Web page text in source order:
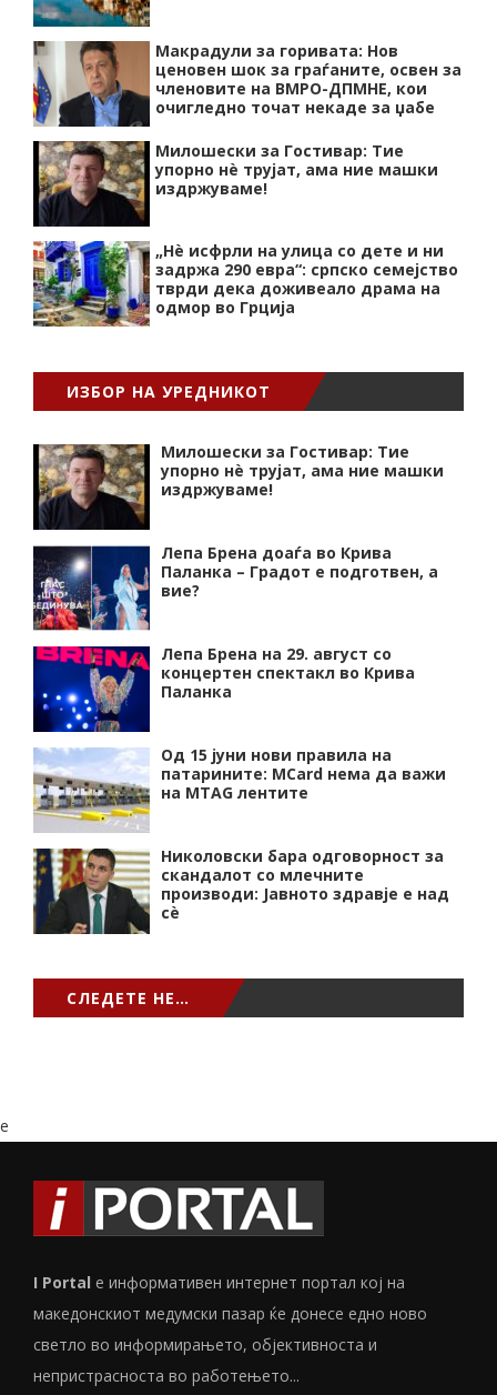
Макрадули за горивата: Нов
ценовен шок за граѓаните, освен за
членовите на ВМРО-ДПМНЕ, кои
очигледно точат некаде за џабе
Милошески за Гостивар: Тие
упорно нѐ трујат, ама ние машки
издржуваме!
„Нѐ исфрли на улица со дете и ни
задржа 290 евра“: српско семејство
тврди дека доживеало драма на
одмор во Грција
ИЗБОР НА УРЕДНИКОТ
Милошески за Гостивар: Тие
упорно нѐ трујат, ама ние машки
издржуваме!
Лепа Брена доаѓа во Крива
Паланка – Градот е подготвен, а
вие?
Лепа Брена на 29. август со
концертен спектакл во Крива
Паланка
Од 15 јуни нови правила на
патарините: MCard нема да важи
на MTAG лентите
Николовски бара одговорност за
скандалот со млечните
производи: Јавното здравје е над
сѐ
СЛЕДЕТЕ НЕ…
e
I Portal е информативен интернет портал кој на
македонскиот медумски пазар ќе донесе едно ново
светло во информирањето, објективноста и
непристрасноста во работењето...